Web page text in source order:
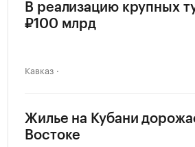
В реализацию крупных
₽100 млрд
Кавказ
Жилье на Кубани
Востоке